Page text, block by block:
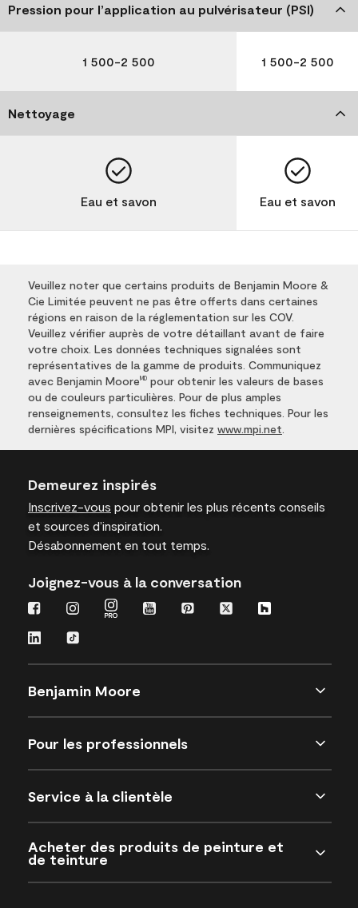
Pression pour l’application au pulvérisateur (PSI)
1 500-2 500 1 500-2 500
Nettoyage
Eau et savon Eau et savon
Veuillez noter que certains produits de Benjamin Moore &
Cie Limitée peuvent ne pas être offerts dans certaines
régions en raison de la réglementation sur les COV.
Veuillez vérifier auprès de votre détaillant avant de faire
votre choix. Les données techniques signalées sont
représentatives de la gamme de produits. Communiquez
avec Benjamin Moore MD pour obtenir les valeurs de bases
ou de couleurs particulières. Pour de plus amples
renseignements, consultez les fiches techniques. Pour les
dernières spécifications MPI, visitez www.mpi.net
Demeurez inspirés
Inscrivez-vous pour obtenir les plus récents conseils
et sources d’inspiration.
Désabonnement en tout temps.
Joignez-vous à la conversation
Benjamin Moore
Pour les professionnels
Service à la clientèle
Acheter des produits de peinture et
de teinture